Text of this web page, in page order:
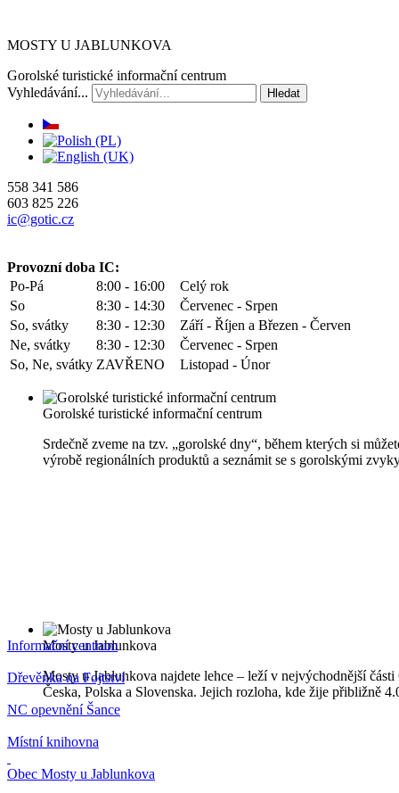
MOSTY U JABLUNKOVA
Gorolské turistické informační centrum
Vyhledávání...
Hledat
558 341 586
603 825 226
ic@gotic.cz
Provozní doba IC:
Po-Pá
8:00 - 16:00
Celý rok
So
8:30 - 14:30
Červenec - Srpen
So, svátky
8:30 - 12:30
Září - Říjen a Březen - Červen
Ne, svátky
8:30 - 12:30
Červenec - Srpen
So, Ne, svátky ZAVŘENO Listopad - Únor
Gorolské turistické informační centrum
Srdečně zveme na tzv. „gorolské dny“, během kterých si
výrobě regionálních produktů a seznámit se s gorolskými
Mosty u Jablunkova
Mosty u Jablunkova najdete lehce – leží v nejvýchodnější
Česka, Polska a Slovenska. Jejich rozloha, kde žije přibližně
Informační centrum
Dřevěnka na Fojtství
NC opevnění Šance
Místní knihovna
Obec Mosty u Jablunkova